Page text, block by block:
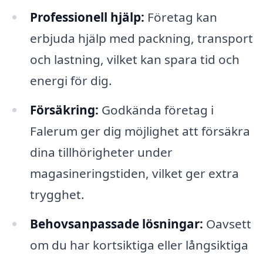
Professionell hjälp: Företag kan
erbjuda hjälp med packning, transport
och lastning, vilket kan spara tid och
energi för dig.
Försäkring: Godkända företag i
Falerum ger dig möjlighet att försäkra
dina tillhörigheter under
magasineringstiden, vilket ger extra
trygghet.
Behovsanpassade lösningar: Oavsett
om du har kortsiktiga eller långsiktiga